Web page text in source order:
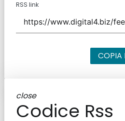
RSS link
COPIA
close
Codice Rss